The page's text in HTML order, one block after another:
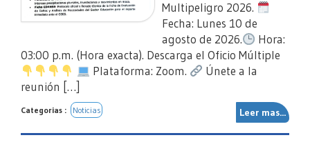
Multipeligro 2026.
Fecha: Lunes 10 de
agosto de 2026.
Hora:
03:00 p.m. (Hora exacta). Descarga el Oficio Múltiple
Plataforma: Zoom.
Únete a la
reunión […]
Leer mas...
Categorias : Noticias